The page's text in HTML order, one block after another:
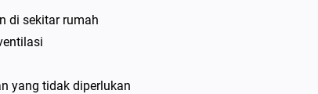
di sekitar rumah
yang tidak diperlukan